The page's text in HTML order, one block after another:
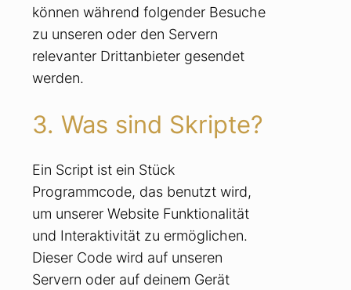
können während folgender Besuche
zu unseren oder den Servern
relevanter Drittanbieter gesendet
werden.
3. Was sind Skripte?
Ein Script ist ein Stück
Programmcode, das benutzt wird,
um unserer Website Funktionalität
und Interaktivität zu ermöglichen.
Dieser Code wird auf unseren
Servern oder auf deinem Gerät